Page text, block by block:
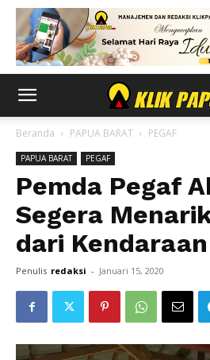
Beranda PAPUA BARAT PEGAF
PAPUA BARAT PEGAF
Pemda Pegaf
Segera
dari
Penulis redaksi - Januari 15, 2020